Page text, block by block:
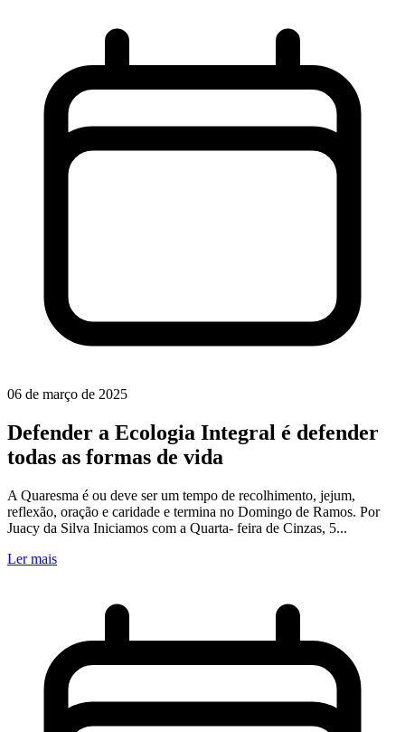
06 de março de 2025
Defender a Ecologia Integral é defender
todas as formas de vida
A Quaresma é ou deve ser um tempo de recolhimento, jejum,
reflexão, oração e caridade e termina no Domingo de Ramos. Por
Juacy da Silva Iniciamos com a Quarta- feira de Cinzas, 5...
Ler mais